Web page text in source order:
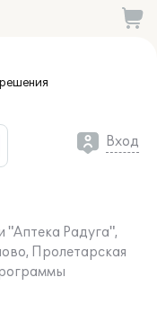
решения
Вход
"Аптека Радуга",
Пролетарская